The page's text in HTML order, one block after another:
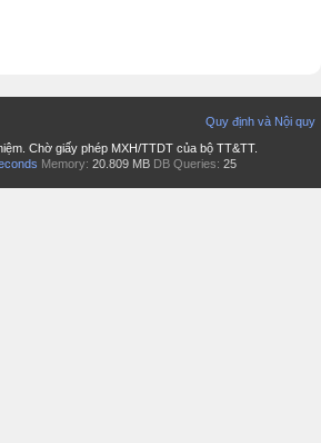
Quy định và Nội quy
Chờ giấy phép MXH/TTDT của bộ TT&TT.
Memory: 20.809 MB DB Queries: 25